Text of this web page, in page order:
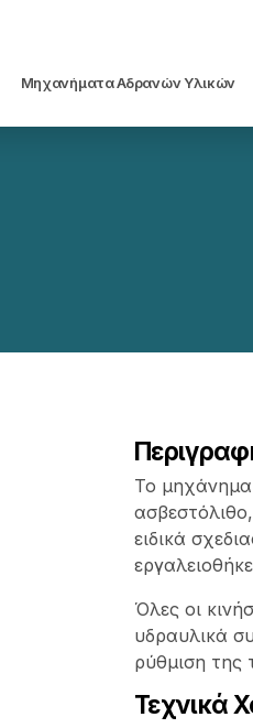
Μηχανήματα Αδρανών Υλικών
Το μηχάνημα
ειδικά
Όλες οι
υδραυλικά
ρύθμιση της
Τεχνικά